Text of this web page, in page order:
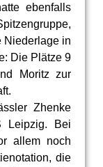
ebenfalls
Niederlage in
Die Plätze 9
Moritz zur
Zhenke
Leipzig. Bei
allem noch
die